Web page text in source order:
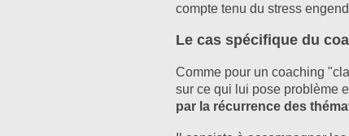
compte tenu du stress
Le cas spécifique du
Comme pour un coaching
sur ce qui lui pose problème
par la récurrence des